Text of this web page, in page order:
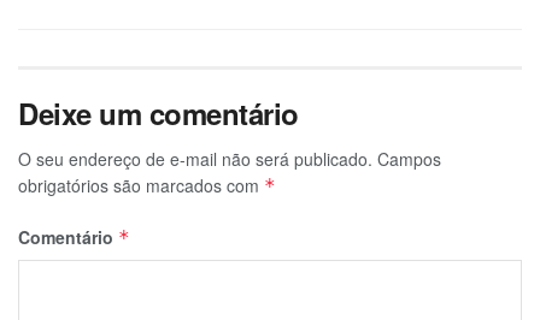
Deixe um comentário
O seu endereço de e-mail não será publicado. Campos
obrigatórios são marcados com *
Comentário *